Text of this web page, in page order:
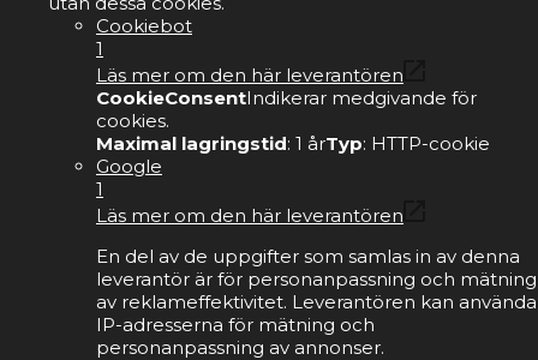
Cookiebot
1
Läs mer om den här leverantören
CookieConsentIndikerar medgivande för
cookies.
Maximal lagringstid: 1 årTyp: HTTP-cookie
Google
1
Läs mer om den här leverantören
En del av de uppgifter som samlas in av denna
leverantör är för personanpassning och mätning
av reklameffektivitet. Leverantören kan använda
IP-adresserna för mätning och
personanpassning av annonser.